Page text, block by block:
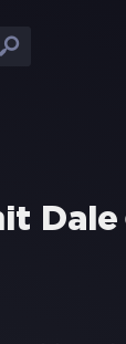
Dale